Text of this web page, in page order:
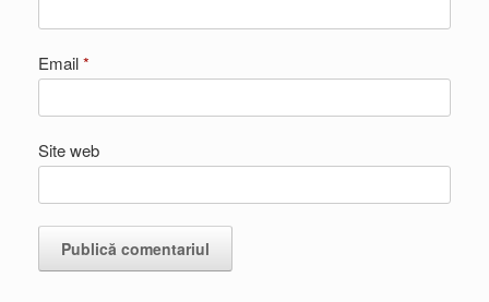
Email*
Site web